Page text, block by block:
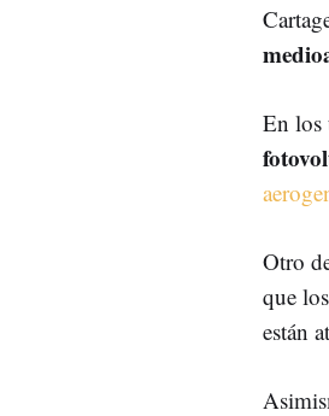
En los
Otro
que
están